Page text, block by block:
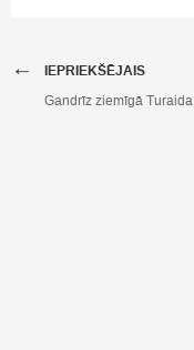
IEPRIEKŠĒJAIS
←
Gandrīz ziemīgā Turaida